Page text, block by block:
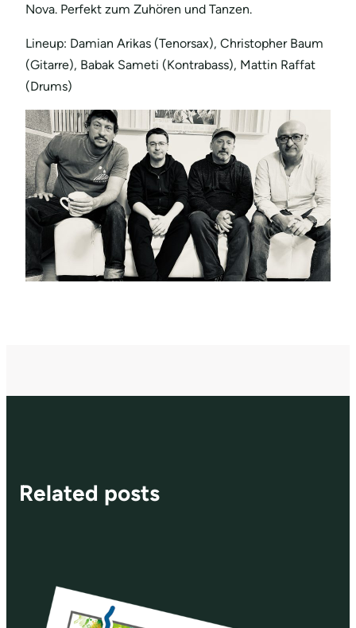
Nova. Perfekt zum Zuhören und Tanzen.
Lineup: Damian Arikas (Tenorsax), Christopher Baum
(Gitarre), Babak Sameti (Kontrabass), Mattin Raffat
(Drums)
Related posts